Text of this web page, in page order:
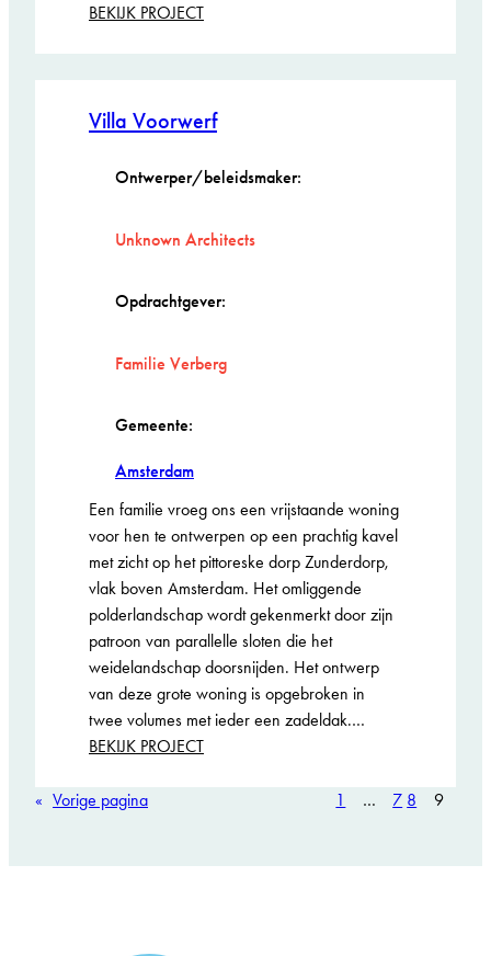
BEKIJK PROJECT:
Villa Voorwerf
Ontwerper/beleidsmaker:
Unknown Architects
Opdrachtgever:
Familie Verberg
Gemeente:
Amsterdam
Een familie vroeg ons een vrijstaande woning
voor hen te ontwerpen op een prachtig kavel
met zicht op het pittoreske dorp Zunderdorp,
vlak boven Amsterdam. Het omliggende
polderlandschap wordt gekenmerkt door zijn
patroon van parallelle sloten die het
weidelandschap doorsnijden. Het ontwerp
van deze grote woning is opgebroken in
twee volumes met ieder een zadeldak.…
BEKIJK PROJECT:
« Vorige pagina 1 … 7 8 9